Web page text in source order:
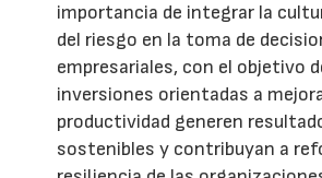
importancia de integrar la
del riesgo en la toma de
empresariales, con el objetivo
inversiones orientadas a
productividad generen
sostenibles y contribuyan a